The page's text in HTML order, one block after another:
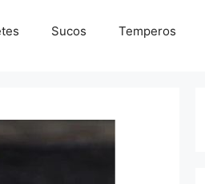
Sucos Temperos